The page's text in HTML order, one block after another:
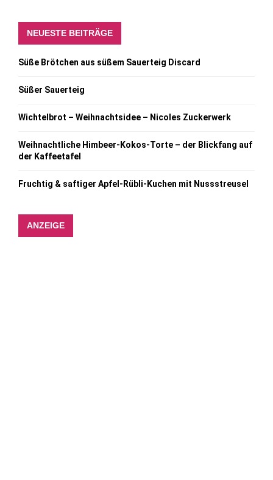
NEUESTE BEITRÄGE
Süße Brötchen aus süßem Sauerteig Discard
Süßer Sauerteig
Wichtelbrot – Weihnachtsidee – Nicoles Zuckerwerk
Weihnachtliche Himbeer-Kokos-Torte – der Blickfang auf
der Kaffeetafel
Fruchtig & saftiger Apfel-Rübli-Kuchen mit Nussstreusel
ANZEIGE